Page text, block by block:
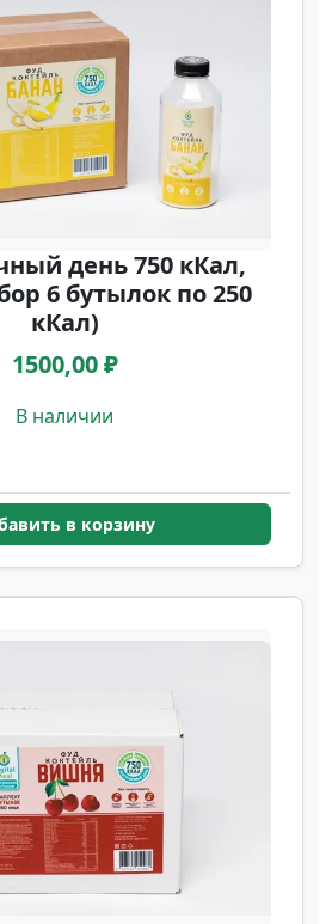
день 750 кКал,
6 бутылок по 250
кКал)
1500,00 ₽
В наличии
в корзину